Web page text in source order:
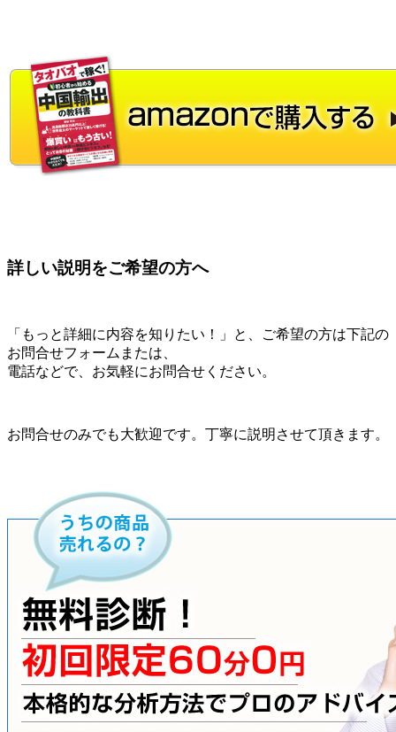
詳しい説明をご希望の方へ
「もっと詳細に内容を知りたい！」と、ご希望の方は下記の
お問合せフォームまたは、
電話などで、お気軽にお問合せください。
お問合せのみでも大歓迎です。丁寧に説明させて頂きます。